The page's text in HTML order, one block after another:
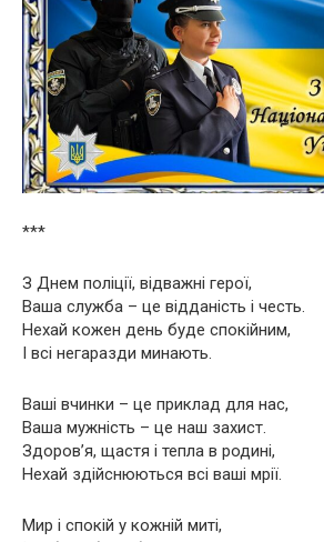
***
З Днем поліції, відважні герої,
Ваша служба – це відданість і честь.
Нехай кожен день буде спокійним,
І всі негаразди минають.
Ваші вчинки – це приклад для нас,
Ваша мужність – це наш захист.
Здоров’я, щастя і тепла в родині,
Нехай здійснюються всі ваші мрії.
Мир і спокій у кожній миті,